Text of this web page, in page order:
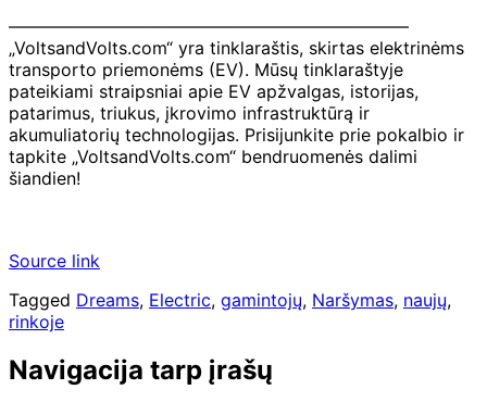
———————————————————————
„VoltsandVolts.com“ yra tinklaraštis, skirtas elektrinėms
transporto priemonėms (EV). Mūsų tinklaraštyje
pateikiami straipsniai apie EV apžvalgas, istorijas,
patarimus, triukus, įkrovimo infrastruktūrą ir
akumuliatorių technologijas. Prisijunkite prie pokalbio ir
tapkite „VoltsandVolts.com“ bendruomenės dalimi
šiandien!
Source link
Tagged Dreams, Electric, gamintojų, Naršymas, naujų,
rinkoje
Navigacija tarp įrašų